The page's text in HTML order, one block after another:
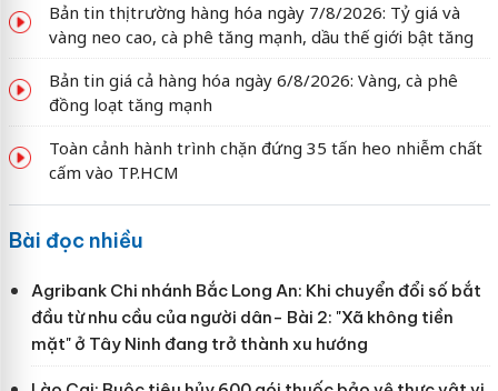
Bản tin thị trường hàng hóa ngày 7/8/2026: Tỷ giá và
vàng neo cao, cà phê tăng mạnh, dầu thế giới bật tăng
Bản tin giá cả hàng hóa ngày 6/8/2026: Vàng, cà phê
đồng loạt tăng mạnh
Toàn cảnh hành trình chặn đứng 35 tấn heo nhiễm chất
cấm vào TP.HCM
Bài đọc nhiều
Agribank Chi nhánh Bắc Long An: Khi chuyển đổi số bắt
đầu từ nhu cầu của người dân- Bài 2: "Xã không tiền
mặt" ở Tây Ninh đang trở thành xu hướng